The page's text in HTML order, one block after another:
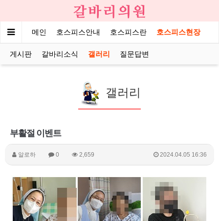
메인 호스피스안내 호스피스란 호스피스현장
게시판 갈바리소식 갤러리 질문답변
갤러리
부활절 이벤트
알로하 0 2,659 2024.04.05 16:36